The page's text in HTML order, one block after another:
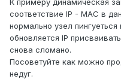
соответствие IP - MAC в
нормально узел
обновляется IP
снова сломано.
Посоветуйте как можно
недуг.